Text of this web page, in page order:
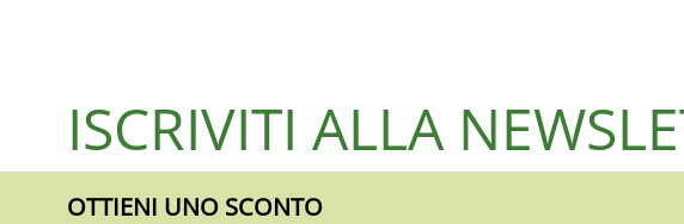
ISCRIVITI ALLA
OTTIENI UNO SCONTO